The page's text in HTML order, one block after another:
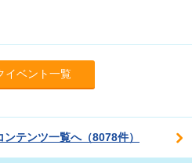
イベント一覧
ンテンツ一覧へ（8078件）